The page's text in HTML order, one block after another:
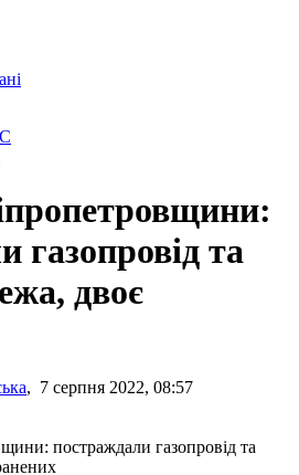
газопровід та
двоє
, 7 серпня 2022, 08:57